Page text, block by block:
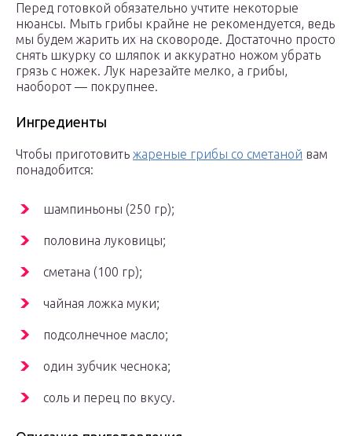
Перед готовкой обязательно учтите некоторые
нюансы. Мыть грибы крайне не рекомендуется, ведь
мы будем жарить их на сковороде. Достаточно просто
снять шкурку со шляпок и аккуратно ножом убрать
грязь с ножек. Лук нарезайте мелко, а грибы,
наоборот — покрупнее.
Ингредиенты
Чтобы приготовить жареные грибы со сметаной вам
понадобится:
шампиньоны (250 гр);
половина луковицы;
сметана (100 гр);
чайная ложка муки;
подсолнечное масло;
один зубчик чеснока;
соль и перец по вкусу.